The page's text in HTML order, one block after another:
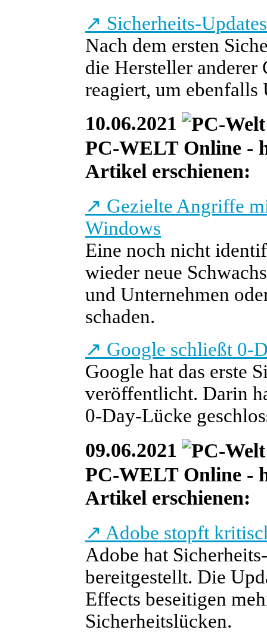
↗ Sicherheits-
Nach dem ersten
die Hersteller
reagiert, um ebenfalls
10.06.2021
PC-WELT Online -
Artikel erschienen:
↗ Gezielte Angriffe
Windows
Eine noch nicht
wieder neue
und Unternehmen
schaden.
↗ Google schließt 0-
Google hat das erste
veröffentlicht. Darin
0-Day-Lücke
09.06.2021
PC-WELT Online -
Artikel erschienen:
↗ Adobe stopft
Adobe hat
bereitgestellt. Die
Effects beseitigen
Sicherheitslücken.